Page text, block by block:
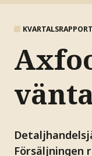
Försäljningen